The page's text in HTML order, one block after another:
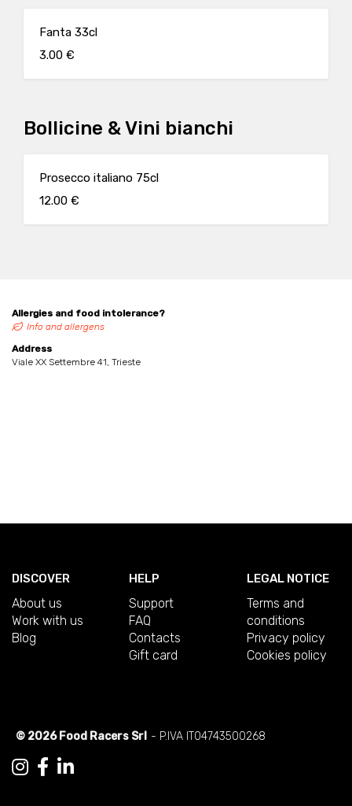
Fanta 33cl
3.00 €
Bollicine & Vini bianchi
Prosecco italiano 75cl
12.00 €
Allergies and food intolerance?
Info and allergens
Address
Viale XX Settembre 41, Trieste
DISCOVER
About us
Work with us
Blog
HELP
Support
FAQ
Contacts
Gift card
LEGAL NOTICE
Terms and
conditions
Privacy policy
Cookies policy
© 2026 Food Racers Srl - P.IVA IT04743500268